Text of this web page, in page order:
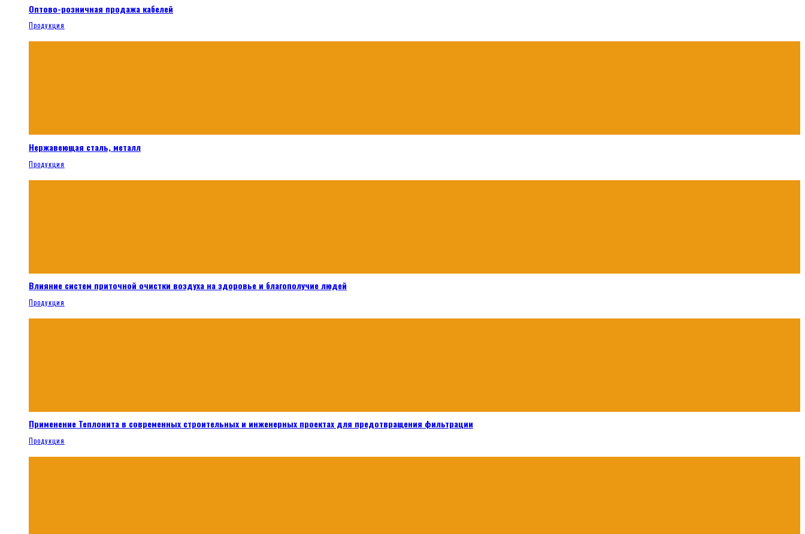
Оптово-розничная продажа кабелей
Продукция
Нержавеющая сталь, металл
Продукция
Влияние систем приточной очистки воздуха на здоровье и благополучие людей
Продукция
Применение Теплонита в современных строительных и инженерных проектах для предотвращения фильтрации
Продукция